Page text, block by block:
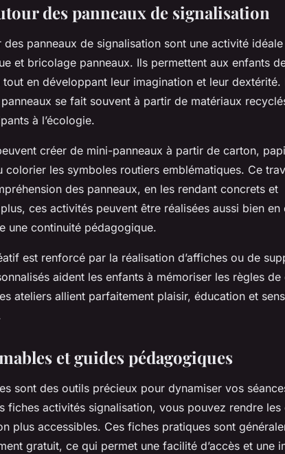
des panneaux de signalisation
panneaux de signalisation sont une activité
et bricolage panneaux. Ils permettent aux enfants
en développant leur imagination et leur dextérité.
se fait souvent à partir de matériaux
à l’écologie.
créer de mini-panneaux à partir de carton,
colorier les symboles routiers emblématiques. Ce
des panneaux, en les rendant concrets et
ces activités peuvent être réalisées aussi bien en
une continuité pédagogique.
est renforcé par la réalisation d’affiches ou de
aident les enfants à mémoriser les règles
ateliers allient parfaitement plaisir, éducation et
et guides pédagogiques
sont des outils précieux pour dynamiser vos
fiches activités signalisation, vous pouvez rendre les
plus accessibles. Ces fiches pratiques sont
gratuit, ce qui permet une facilité d’accès et une